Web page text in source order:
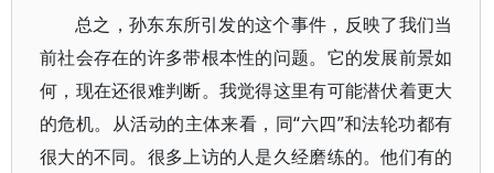
总之，孙东东所引发的这个事件，反映了我们当
前社会存在的许多带根本性的问题。它的发展前景如
何，现在还很难判断。我觉得这里有可能潜伏着更大
的危机。从活动的主体来看，同“六四”和法轮功都有
很大的不同。很多上访的人是久经磨练的。他们有的